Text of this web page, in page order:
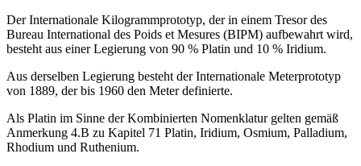
Der Internationale Kilogrammprototyp, der in einem Tresor des
Bureau International des Poids et Mesures (BIPM) aufbewahrt wird,
besteht aus einer Legierung von 90 % Platin und 10 % Iridium.
Aus derselben Legierung besteht der Internationale Meterprototyp
von 1889, der bis 1960 den Meter definierte.
Als Platin im Sinne der Kombinierten Nomenklatur gelten gemäß
Anmerkung 4.B zu Kapitel 71 Platin, Iridium, Osmium, Palladium,
Rhodium und Ruthenium.